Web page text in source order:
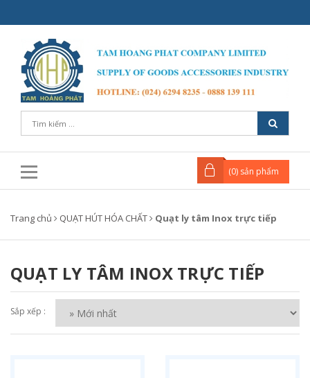
(0) sản phẩm
Trang chủ QUẠT HÚT HÓA CHẤT Quạt ly tâm Inox trực tiếp
QUẠT LY TÂM INOX TRỰC TIẾP
Sắp xếp :